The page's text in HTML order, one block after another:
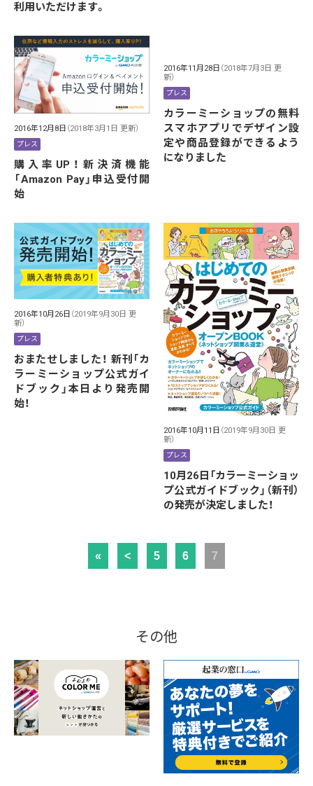
利用いただけます。
2016年12月8日 （2018年3月1日 更新）
プレス
購入率UP！新決済機能
「Amazon Pay」申込受付開
始
2016年11月28日 （2018年7月3日 更
新）
プレス
カラーミーショップの無料
スマホアプリでデザイン設
定や商品登録ができるよう
になりました
2016年10月26日 （2019年9月30日 更
新）
プレス
おまたせしました！ 新刊「カ
ラーミーショップ公式ガイ
ドブック」本日より発売開
始！
2016年10月11日 （2019年9月30日 更
新）
プレス
10月26日「カラーミーショッ
プ公式ガイドブック」（新刊）
の発売が決定しました！
« < 5 6 7
その他